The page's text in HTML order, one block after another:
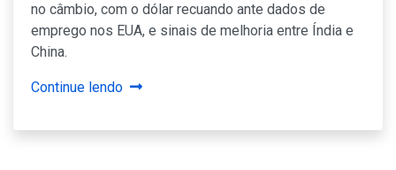
no câmbio, com o dólar recuando ante dados de
emprego nos EUA, e sinais de melhoria entre Índia e
China.
Continue lendo